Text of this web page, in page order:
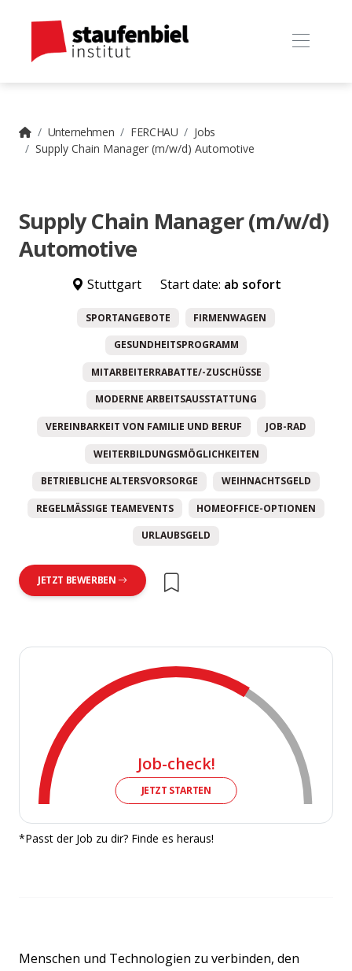
Unternehmen FERCHAU
Jobs
Supply Chain Manager (m/w/d) Automotive
Supply Chain Manager (m/w/d)
Automotive
Stuttgart Start date: ab sofort
SPORTANGEBOTE FIRMENWAGEN
GESUNDHEITSPROGRAMM
MITARBEITERRABATTE/-ZUSCHÜSSE
MODERNE ARBEITSAUSSTATTUNG
VEREINBARKEIT VON FAMILIE UND BERUF JOB-RAD
WEITERBILDUNGSMÖGLICHKEITEN
BETRIEBLICHE ALTERSVORSORGE WEIHNACHTSGELD
REGELMÄSSIGE TEAMEVENTS HOMEOFFICE-OPTIONEN
URLAUBSGELD
JETZT BEWERBEN
Job-check!
JETZT STARTEN
*Passt der Job zu dir? Finde es heraus!
Menschen und Technologien zu verbinden, den